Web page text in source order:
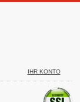
IHR KONTO